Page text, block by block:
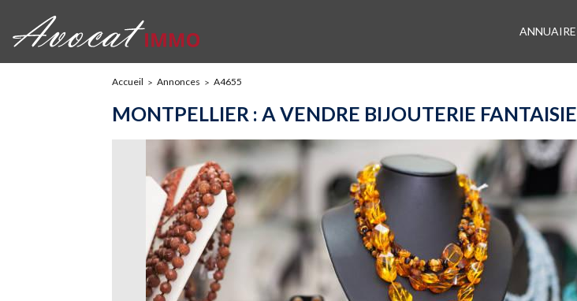
ANNUAIRE
Accueil Annonces A4655
MONTPELLIER : A VENDRE BIJOUTERIE FANTAISIE